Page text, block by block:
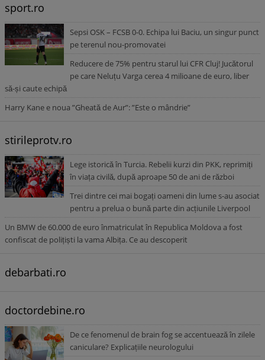
sport.ro
Sepsi OSK – FCSB 0-0. Echipa lui Baciu, un singur punct
pe terenul nou-promovatei
Reducere de 75% pentru starul lui CFR Cluj! Jucătorul
pe care Neluțu Varga cerea 4 milioane de euro, liber
să-și caute echipă
Harry Kane e noua ”Gheată de Aur”: ”Este o mândrie”
stirileprotv.ro
Lege istorică în Turcia. Rebelii kurzi din PKK, reprimiți
în viața civilă, după aproape 50 de ani de război
Trei dintre cei mai bogați oameni din lume s-au asociat
pentru a prelua o bună parte din acțiunile Liverpool
Un BMW de 60.000 de euro înmatriculat în Republica Moldova a fost
confiscat de polițiști la vama Albița. Ce au descoperit
debarbati.ro
doctordebine.ro
De ce fenomenul de brain fog se accentuează în zilele
caniculare? Explicațiile neurologului